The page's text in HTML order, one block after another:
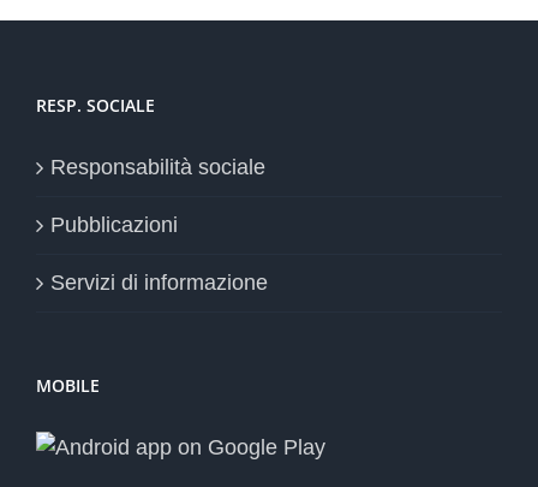
RESP. SOCIALE
Responsabilità sociale
Pubblicazioni
Servizi di informazione
MOBILE